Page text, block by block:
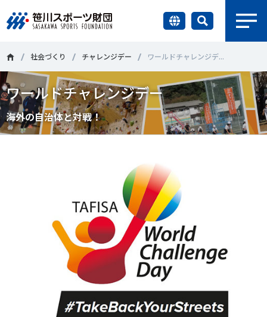
財団情報
研究員紹介
調査・研究
国際情報
知る学ぶ
ニュース
お問い合わせ・お申し込み
＃誰が子どものスポーツをささえるのか ＃部活動
＃アクティブなまちづくり ＃日本人の身体活動と健康寿命
＃差別とダイバーシティ
調査・研究
スポーツライフ・データ
スポーツ白書
政策提言
社会づくり チャレンジデー ワールドチャレンジデ...
ワールドチャレンジデー
海外の自治体と対戦！